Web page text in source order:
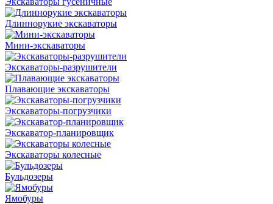
Длиннорукие экскаваторы
Мини-экскаваторы
Экскаваторы-разрушители
Плавающие экскаваторы
Экскаваторы-погрузчики
Экскаватор-планировщик
Экскаваторы колесные
Бульдозеры
Ямобуры